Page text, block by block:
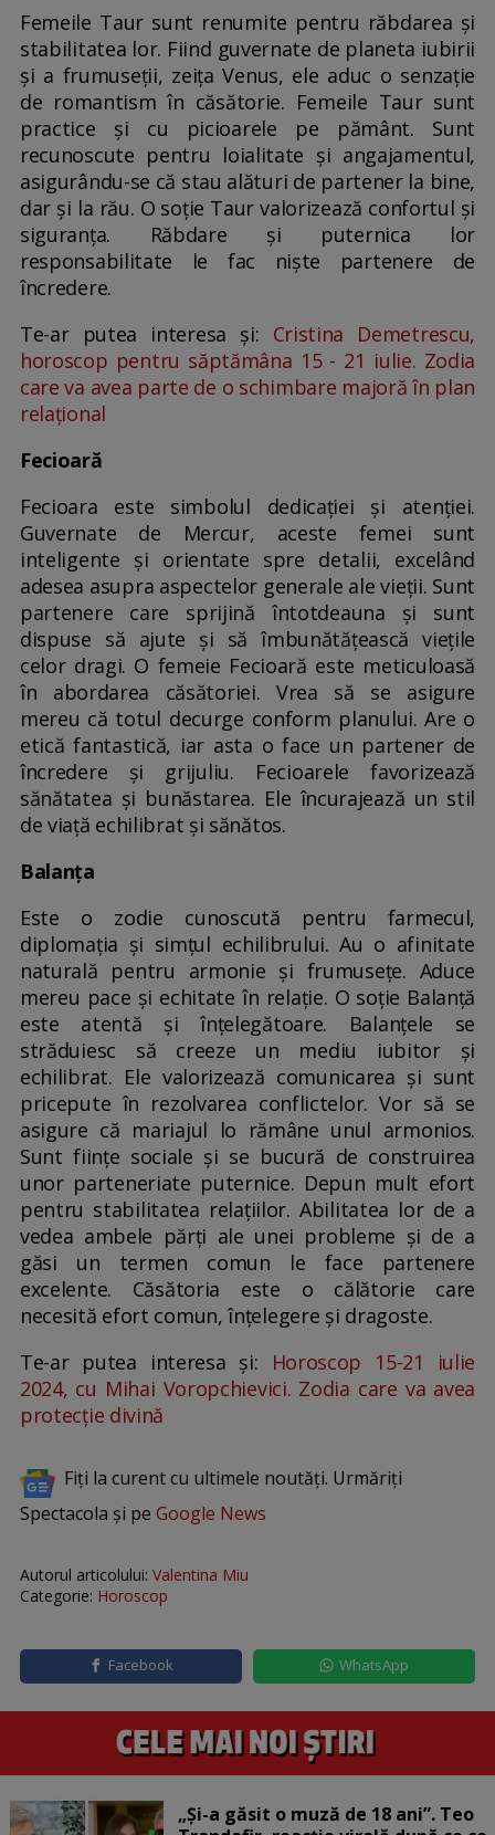
Femeile Taur sunt renumite pentru răbdarea şi
stabilitatea lor. Fiind guvernate de planeta iubirii
și a frumuseții, zeița Venus, ele aduc o senzație
de romantism în căsătorie. Femeile Taur sunt
practice și cu picioarele pe pământ. Sunt
recunoscute pentru loialitate şi angajamentul,
asigurându-se că stau alături de partener la bine,
dar și la rău. O soție Taur valorizează confortul și
siguranța. Răbdare și puternica lor
responsabilitate le fac niște partenere de
încredere.
Te-ar putea interesa și: Cristina Demetrescu,
horoscop pentru săptămâna 15 - 21 iulie. Zodia
care va avea parte de o schimbare majoră în plan
relațional
Fecioară
Fecioara este simbolul dedicației și atenţiei.
Guvernate de Mercur, aceste femei sunt
inteligente și orientate spre detalii, excelând
adesea asupra aspectelor generale ale vieţii. Sunt
partenere care sprijină întotdeauna şi sunt
dispuse să ajute și să îmbunătăţească vieţile
celor dragi. O femeie Fecioară este meticuloasă
în abordarea căsătoriei. Vrea să se asigure
mereu că totul decurge conform planului. Are o
etică fantastică, iar asta o face un partener de
încredere și grijuliu. Fecioarele favorizează
sănătatea și bunăstarea. Ele încurajează un stil
de viață echilibrat și sănătos.
Balanţa
Este o zodie cunoscută pentru farmecul,
diplomaţia şi simţul echilibrului. Au o afinitate
naturală pentru armonie și frumuseţe. Aduce
mereu pace şi echitate în relaţie. O soție Balanță
este atentă şi înţelegătoare. Balanțele se
străduiesc să creeze un mediu iubitor și
echilibrat. Ele valorizează comunicarea și sunt
pricepute în rezolvarea conflictelor. Vor să se
asigure că mariajul lo rămâne unul armonios.
Sunt fiinţe sociale şi se bucură de construirea
unor parteneriate puternice. Depun mult efort
pentru stabilitatea relaţiilor. Abilitatea lor de a
vedea ambele părți ale unei probleme și de a
găsi un termen comun le face partenere
excelente. Căsătoria este o călătorie care
necesită efort comun, înțelegere și dragoste.
Te-ar putea interesa și:
Horoscop 15-21 iulie
2024, cu Mihai Voropchievici. Zodia care va avea
protecție divină
Fiți la curent cu ultimele noutăți. Urmăriți
Spectacola și pe Google News
Autorul articolului: Valentina Miu
Categorie: Horoscop
Facebook WhatsApp
„Și-a găsit o muză de 18 ani”. Teo